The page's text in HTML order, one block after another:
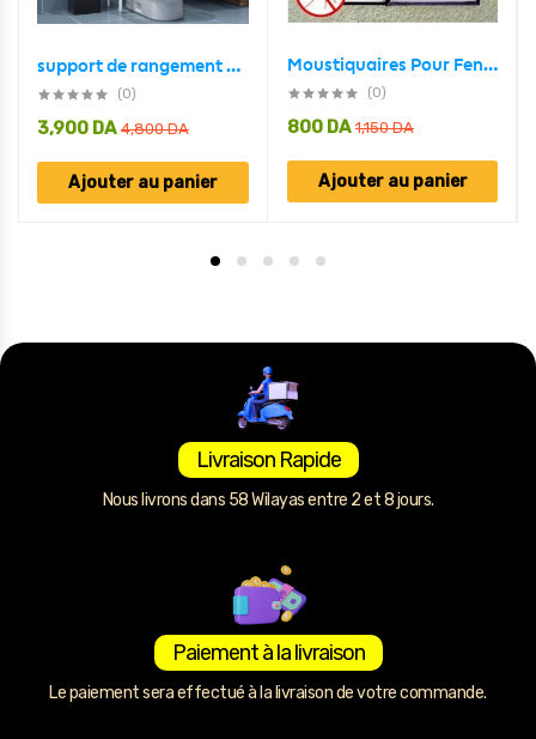
support de rangement en acier inoxydable pour salle de bain WC
(0)
4,800DA
3,900 DA
Ajouter au panier
Moustiquaires Pour Fenêtre Avec Fixation 1.4 × 1.2 M
(0)
1,150DA
800 DA
Ajouter au panier
Livraison Rapide
Nous livrons dans 58 Wilayas entre 2 et 8 jours.
Paiement à la livraison
Le paiement sera effectué à la livraison de votre commande.